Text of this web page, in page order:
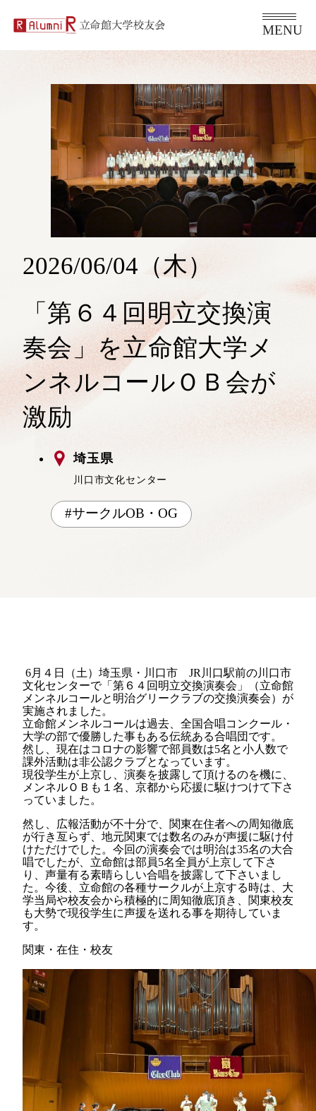
2026/06/04（木）
「第６４回明立交換演
奏会」を立命館大学メ
ンネルコールＯＢ会が
激励
埼玉県
川口市文化センター
サークルOB・OG
6月４日（土）埼玉県・川口市 JR 川口駅前の川口市
文化センターで「第６４回明立交換演奏会」（立命館
メンネルコールと明治グリークラブの交換演奏会）が
実施されました。
立命館メンネルコールは過去、全国合唱コンクール・
大学の部で優勝した事もある伝統ある合唱団です。
然し、現在はコロナの影響で部員数は5名と小人数で
課外活動は非公認クラブとなっています。
現役学生が上京し、演奏を披露して頂けるのを機に、
メンネルＯＢも１名、京都から応援に駆けつけて下さ
っていました。
然し、広報活動が不十分で、関東在住者への周知徹底
が行き亙らず、地元関東では数名のみが声援に駆け付
けただけでした。今回の演奏会では明治は35名の大合
唱でしたが、立命館は部員5名全員が上京して下さ
り、声量有る素晴らしい合唱を披露して下さいまし
た。今後、立命館の各種サークルが上京する時は、大
学当局や校友会から積極的に周知徹底頂き、関東校友
も大勢で現役学生に声援を送れる事を期待していま
す。
関東・在住・校友